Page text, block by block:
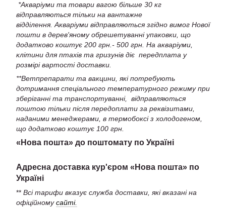
*Акваріуми та товари вагою більше 30 кг
відправляються тільки на вантажне
відділення. Акваріуми відправляються згідно вимог Нової
пошти в дерев'яному обрешетуванні упаковки, що
додатково коштує 200 грн.- 500 грн. На акваріуми,
клітини для птахів та гризунів діє передплата у
розмірі вартості доставки.
**Ветпрепарати та вакцини, які потребують
дотримання спеціального температурного режиму при
зберіганні та транспортуванні, відправляються
поштою тільки після передоплати за реквізитами,
наданими менеджерами, в термобоксі з холодогеном,
що додатково коштує 100 грн.
«Нова пошта» до поштомату по Україні
Адресна доставка кур'єром «Нова пошта» по
Україні
** Всі тарифи вказує служба доставки, які вказані на
офіційномусайті.